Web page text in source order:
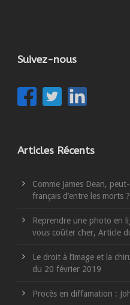
Suivez-nous
Articles Récents
Comme James Dean,
français d’entre les morts ?
Reprendre une photo en
vous coûter cher, Article
Le droit à l’image et la
du 20 février 2019
Procès en diffamation :